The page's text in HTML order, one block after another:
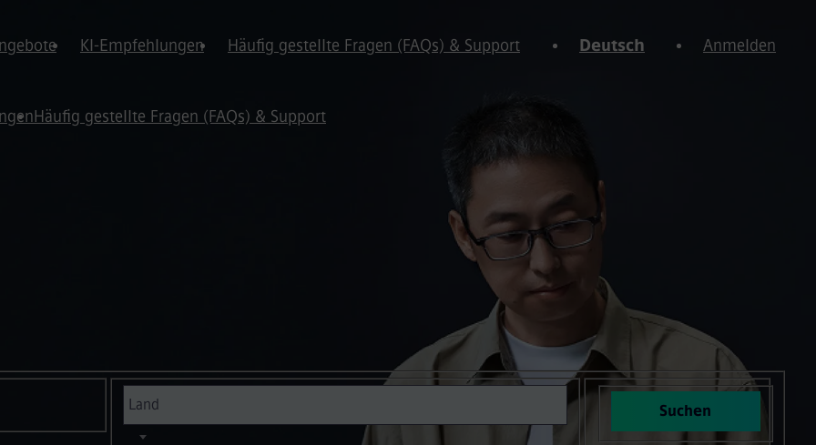
KI-Empfehlungen Häufig gestellte Fragen (FAQs) & Support Deutsch Anmelden
Häufig gestellte Fragen (FAQs) & Support
Suchen